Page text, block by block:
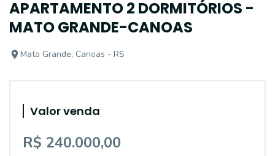
APARTAMENTO 2 DORMITÓRIOS -
MATO GRANDE-CANOAS
Mato Grande, Canoas - RS
Valor venda
R$ 240.000,00